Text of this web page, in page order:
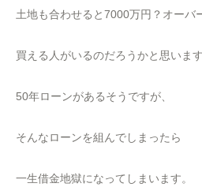
土地も合わせると7000万円？オーバ
買える人がいるのだろうかと思います
50年ローンがあるそうですが、
そんなローンを組んでしまったら
一生借金地獄になってしまいます。